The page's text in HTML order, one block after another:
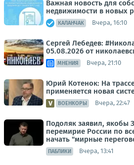
Важная новость для
недвижимости в новых
КАЛАНЧАК Вчера, 16:10
Сергей Лебедев:
05.08.2026 от
МНЕНИЯ Вчера, 21:10
Юрий Котенок: На
применяется новая
ВОЕНКОРЫ Вчера, 22:47
Подоляк заявил, якобы
перемирие России по
начать "мирные
ПАБЛИКИ Вчера, 13:41